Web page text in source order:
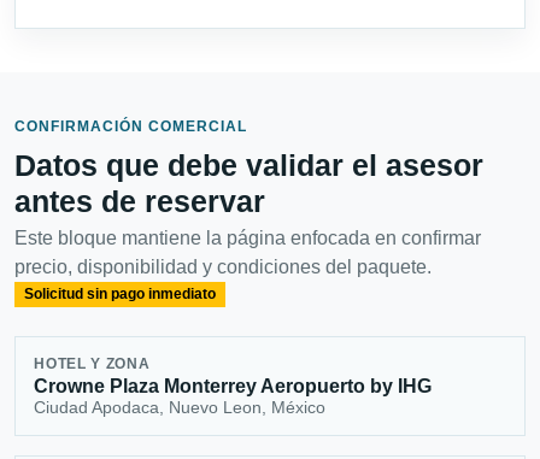
CONFIRMACIÓN COMERCIAL
Datos que debe validar el asesor
antes de reservar
Este bloque mantiene la página enfocada en confirmar
precio, disponibilidad y condiciones del paquete.
Solicitud sin pago inmediato
HOTEL Y ZONA
Crowne Plaza Monterrey Aeropuerto by IHG
Ciudad Apodaca, Nuevo Leon, México